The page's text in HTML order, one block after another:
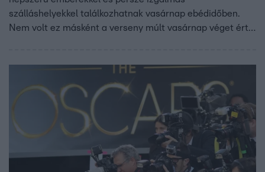
szálláshelyekkel találkozhatnak vasárnap ebédidőben.
Nem volt ez másként a verseny múlt vasárnap véget ért